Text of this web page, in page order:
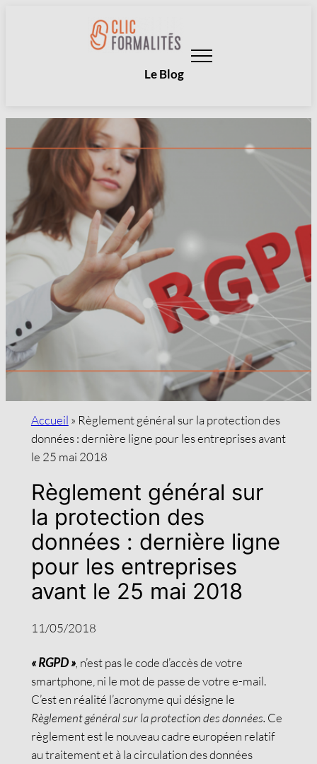
Le Blog
Accueil » Règlement général sur la protection des
données : dernière ligne pour les entreprises avant
le 25 mai 2018
Règlement général sur
la protection des
données : dernière ligne
pour les entreprises
avant le 25 mai 2018
11/05/2018
«RGPD », n’est pas le code d’accès de votre
smartphone, ni le mot de passe de votre e-mail.
C’est en réalité l’acronyme qui désigne le
Règlement général sur la protection des données. Ce
règlement est le nouveau cadre européen relatif
au traitement et à la circulation des données